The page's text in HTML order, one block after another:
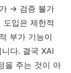
→ 검증 불가
입은 제한적
부가 기능이
다. 결국 XAI
을 주는 것이 아